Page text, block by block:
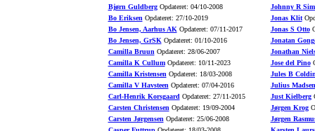
Bjørn GuldbergOpdateret: 04/10-2008
Bo Eriksen Opdateret: 27/10-2019
Bo Jensen, Aarhus AK Opdateret: 07/11-2017
Bo Jensen, GrSK Opdateret: 01/10-2016
Camilla Bruun Opdateret: 28/06-2007
Camilla K CullumOpdateret: 10/11-2023
Camilla Kristensen Opdateret: 18/03-2008
Camilla V Havsteen Opdateret: 07/04-2016
Carl-Henrik Korsgaard Opdateret: 27/11-2015
Carsten Christensen Opdateret: 19/09-2004
Carsten Jørgensen Opdateret: 25/06-2008
Johnny R
Jonas Klit
Jonas S Otto
Jonatan
Jonathan
Jose del Pino
Jules B
Julius Madsen
Just Kielberg
Jørgen Krog
Jørgen